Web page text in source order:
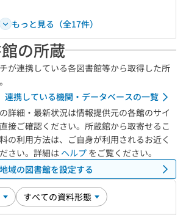
もっと見る（全17件）
の所蔵
が連携している各図書館等から取得した所
連携している機関・データベースの一覧
詳細・最新状況は情報提供元の各館のサイ
接ご確認ください。所蔵館から取寄せるこ
の利用方法は、ご自身が利用されるお近く
さい。詳細は ヘルプ をご覧ください。
地域の図書館を設定する